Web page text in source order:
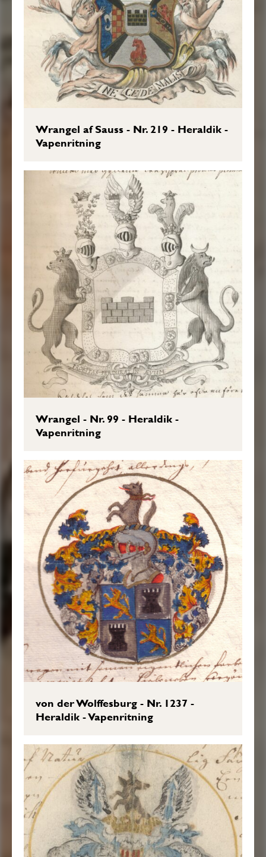
Wrangel af Sauss - Nr. 219 - Heraldik -
Vapenritning
Wrangel - Nr. 99 - Heraldik -
Vapenritning
von der Wolffesburg - Nr. 1237 -
Heraldik - Vapenritning